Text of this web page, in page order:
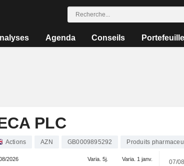
Agenda Conseils
PLC
Actions AZN GB0009895292 Produits
2026 Varia. 5j. Varia. 1 janv. 07/08